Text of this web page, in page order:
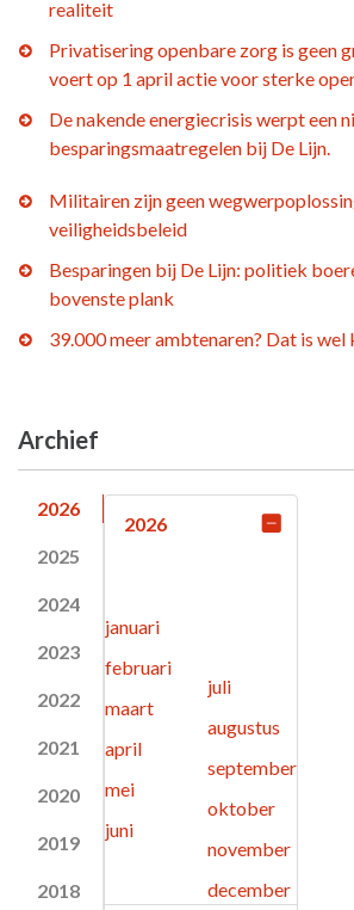
realiteit
Privatisering openbare zorg is geen
voert op 1 april actie voor sterke
De nakende energiecrisis werpt een
besparingsmaatregelen bij De Lijn.
Militairen zijn geen
veiligheidsbeleid
Besparingen bij De Lijn: politiek
bovenste plank
39.000 meer ambtenaren? Dat is
Archief
2026
2025
2024
2023
2022
2021
2020
2019
2018
2026
januari
februari
maart
april
mei
juni
juli
augustus
september
oktober
november
december